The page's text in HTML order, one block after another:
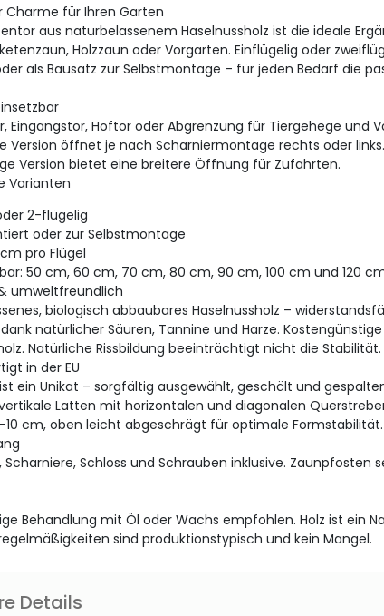
Charme für Ihren Garten
aus naturbelassenem Haselnussholz ist die ideale
Holzzaun oder Vorgarten. Einflügelig oder
als Bausatz zur Selbstmontage – für jeden Bedarf die
Eingangstor, Hoftor oder Abgrenzung für Tiergehege und
Version öffnet je nach Scharniermontage rechts oder
Version bietet eine breitere Öffnung für Zufahrten.
Varianten
2-flügelig
oder zur Selbstmontage
pro Flügel
50 cm, 60 cm, 70 cm, 80 cm, 90 cm, 100 cm und 120
umweltfreundlich
biologisch abbaubares Haselnussholz –
natürlicher Säuren, Tannine und Harze.
Natürliche Rissbildung beeinträchtigt nicht die Stabilität.
in der EU
ein Unikat – sorgfältig ausgewählt, geschält und
Latten mit horizontalen und diagonalen
cm, oben leicht abgeschrägt für optimale Formstabilität.
Scharniere, Schloss und Schrauben inklusive. Zaunpfosten
Behandlung mit Öl oder Wachs empfohlen. Holz ist ein
sind produktionstypisch und kein Mangel.
Details